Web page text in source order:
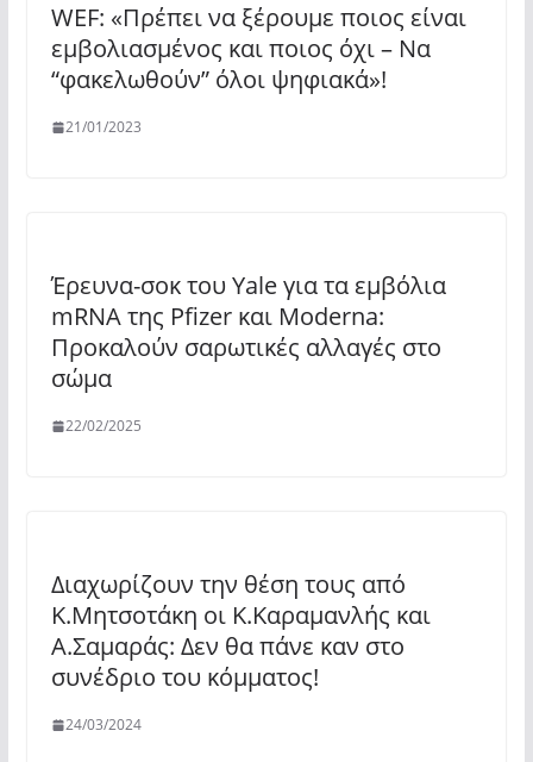
WEF: «Πρέπει να ξέρουμε ποιος είναι
εμβολιασμένος και ποιος όχι – Να
“φακελωθούν” όλοι ψηφιακά»!
21/01/2023
Έρευνα-σοκ του Yale για τα εμβόλια
mRNA της Pfizer και Moderna:
Προκαλούν σαρωτικές αλλαγές στο
σώμα
22/02/2025
Διαχωρίζουν την θέση τους από
Κ.Μητσοτάκη οι Κ.Καραμανλής και
Α.Σαμαράς: Δεν θα πάνε καν στο
συνέδριο του κόμματος!
24/03/2024